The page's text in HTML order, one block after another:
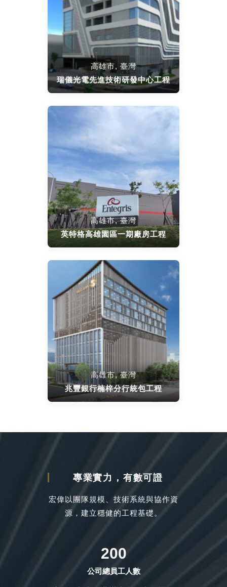
高雄市, 臺灣
瑞儀光電先進技術研發中心工程
高雄市, 臺灣
英特格高雄園區一期廠房工程
高雄市, 臺灣
兆豐銀行楠梓分行統包工程
專業實力，有數可證
宏偉以團隊規模、技術系統與協作資
源，建立穩健的工程基礎。
200
公司總員工人數